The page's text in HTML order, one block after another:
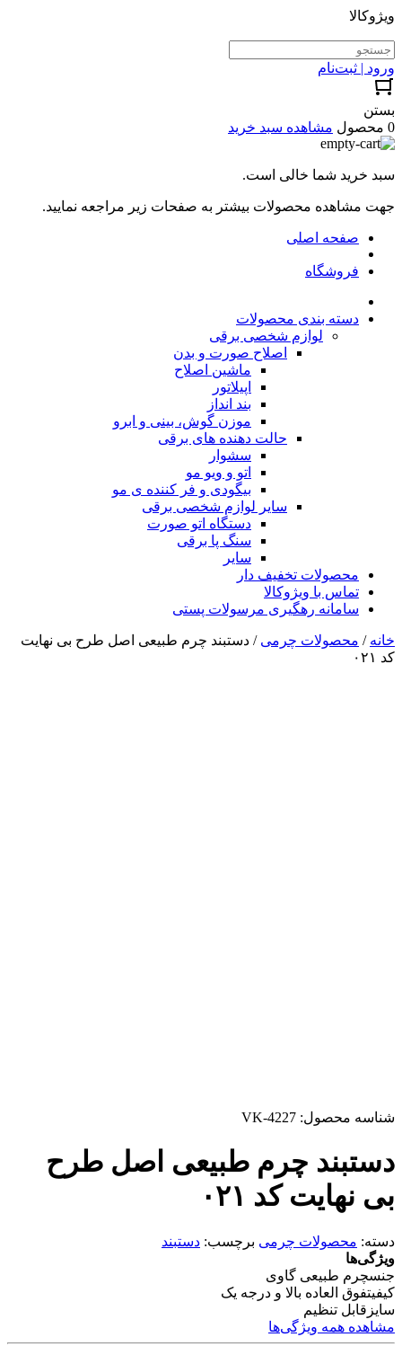
ویژوکالا
ورود | ثبت‌نام
بستن
0 محصول
مشاهده سبد خرید
سبد خرید شما خالی است.
جهت مشاهده محصولات بیشتر به صفحات زیر مراجعه نمایید.
صفحه اصلی
فروشگاه
دسته بندی محصولات
لوازم شخصی برقی
اصلاح صورت و بدن
ماشین اصلاح
اپیلاتور
بند انداز
موزن گوش، بینی و ابرو
حالت دهنده های برقی
سشوار
اتو و ویو مو
بیگودی و فر کننده ی مو
سایر لوازم شخصی برقی
دستگاه اتو صورت
سنگ پا برقی
سایر
محصولات تخفیف دار
تماس با ویژوکالا
سامانه رهگیری مرسولات پستی
خانه / محصولات چرمی / دستبند چرم طبیعی اصل طرح بی نهایت
کد ۰۲۱
شناسه محصول: VK-4227
دستبند چرم طبیعی اصل طرح
بی نهایت کد ۰۲۱
دسته: محصولات چرمی برچسب: دستبند
ویژگی‌ها
جنسچرم طبیعی گاوی
کیفیتفوق العاده بالا و درجه یک
سایز قابل تنظیم
مشاهده همه ویژگی‌ها